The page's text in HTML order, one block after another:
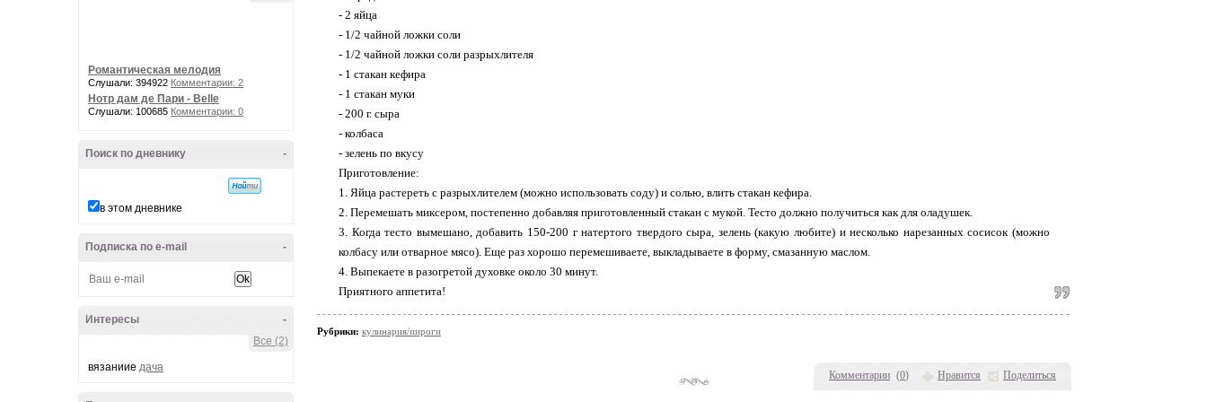
Романтическая мелодия
Слушали: 394922 Комментарии: 2
Нотр дам де Пари - Belle
Слушали: 100685 Комментарии: 0
-
Поиск по дневнику
в этом дневнике
-
Подписка по e-mail
-
Интересы
Все (2)
вязаниие дача
Комментарии (0) Нравится Поделиться
- 2 яйца
- 1/2 чайной ложки соли
- 1/2 чайной ложки соли разрыхлителя
- 1 стакан кефира
- 1 стакан муки
- 200 г. сыра
- колбаса
- зелень по вкусу
Приготовление:
1. Яйца растереть с разрыхлителем (можно использовать соду) и солью, влить стакан кефира.
2. Перемешать миксером, постепенно добавляя приготовленный стакан с мукой. Тесто должно получиться как для оладушек.
3. Когда тесто вымешано, добавить 150-200 г натертого твердого сыра, зелень (какую любите) и несколько нарезанных сосисок (можно
колбасу или отварное мясо). Еще раз хорошо перемешиваете, выкладываете в форму, смазанную маслом.
4. Выпекаете в разогретой духовке около 30 минут.
Приятного аппетита!
Рубрики: кулинария/пироги